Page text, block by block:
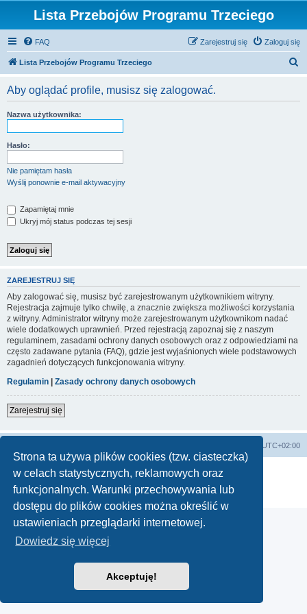
Strona ta używa plików cookies (tzw. ciasteczka)
w celach statystycznych, reklamowych oraz
funkcjonalnych. Warunki przechowywania lub
dostępu do plików cookies można określić w
ustawieniach przeglądarki internetowej.
Dowiedz się więcej
Akceptuję!
Lista Przebojów Programu Trzeciego
FAQ Zaloguj się
Zarejestruj się
Lista Przebojów Programu Trzeciego
Aby oglądać profile, musisz się zalogować.
Nazwa użytkownika:
Hasło:
Nie pamiętam hasła
Wyślij ponownie e-mail aktywacyjny
Zapamiętaj mnie
Ukryj mój status podczas tej sesji
ZAREJESTRUJ SIĘ
Aby zalogować się, musisz być zarejestrowanym użytkownikiem witryny.
Rejestracja zajmuje tylko chwilę, a znacznie zwiększa możliwości korzystania
z witryny. Administrator witryny może zarejestrowanym użytkownikom nadać
wiele dodatkowych uprawnień. Przed rejestracją zapoznaj się z naszym
regulaminem, zasadami ochrony danych osobowych oraz z odpowiedziami na
często zadawane pytania (FAQ), gdzie jest wyjaśnionych wiele podstawowych
zagadnień dotyczących funkcjonowania witryny.
Regulamin | Zasady ochrony danych osobowych
Zarejestruj się
UTC+02:00
Technologię dostarczaphpBB ® Forum Software © phpBB Limited
Zasady ochrony danych osobowych|Regulamin